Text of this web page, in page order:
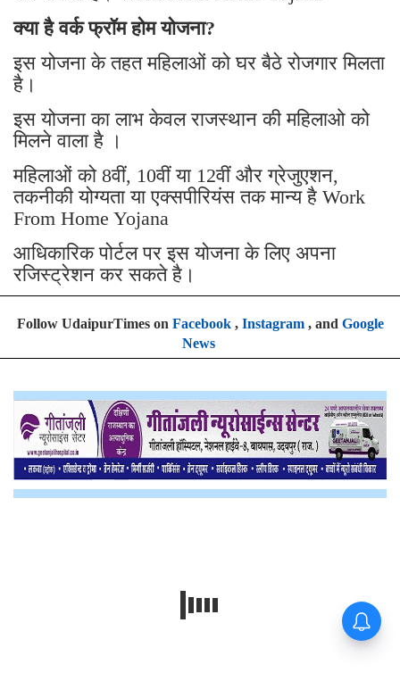
क्या है वर्क फ्रॉम होम योजना?
इस योजना के तहत महिलाओं को घर बैठे रोजगार मिलता
है।
इस योजना का लाभ केवल राजस्थान की महिलाओ को
मिलने वाला है ।
महिलाओं को 8वीं, 10वीं या 12वीं और ग्रेजुएशन,
तकनीकी योग्यता या एक्सपीरियंस तक मान्य है Work
From Home Yojana
आधिकारिक पोर्टल पर इस योजना के लिए अपना
रजिस्ट्रेशन कर सकते है।
Follow UdaipurTimes on Facebook, Instagram, and Google
News